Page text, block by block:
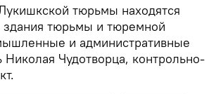
тюрьмы находятся
тюрьмы и тюремной
и административные
Николая Чудотворца, контрольно-